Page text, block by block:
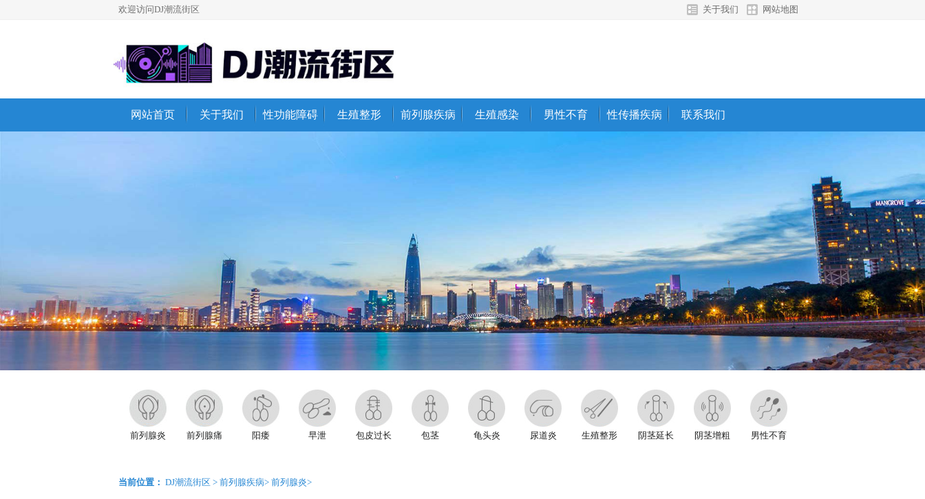
欢迎访问DJ潮流街区 关于我们 网站地图
网站首页 关于我们 性功能障碍 生殖整形 前列腺疾病 生殖感染 男性不育 性传播疾病 联系我们
前列腺炎 前列腺痛 阳痿 早泄 包皮过长 包茎 龟头炎 尿道炎 生殖整形 阴茎延长 阴茎增粗 男性不育
当前位置： DJ潮流街区 > 前列腺疾病> 前列腺炎>